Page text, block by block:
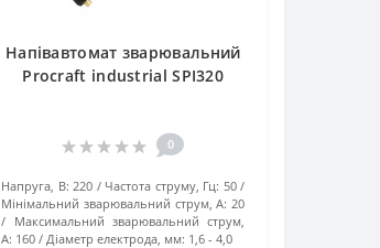
Напівавтомат зварювальний
Procraft industrial SPI320
0
Напруга, В: 220 Частота струму, Гц: 50
Мінімальний зварювальний струм, А: 20
Максимальний зварювальний струм,
А: 160 Діаметр електрода, мм: 1,6 - 4,0